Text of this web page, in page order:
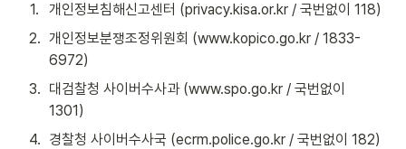
1.
개인정보침해신고센터 (privacy.kisa.or.kr / 국번없이 118)
2. 개인정보분쟁조정위원회 (www.kopico.go.kr / 1833-
6972)
3. 대검찰청 사이버수사과 (www.spo.go.kr / 국번없이
1301)
4. 경찰청 사이버수사국 (ecrm.police.go.kr / 국번없이 182)